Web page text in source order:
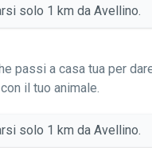
solo 1 km da Avellino.
passi a casa tua per
il tuo animale.
solo 1 km da Avellino.